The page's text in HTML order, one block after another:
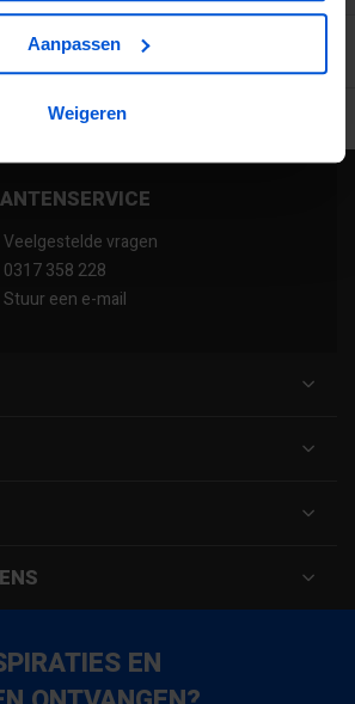
Aanpassen
Weigeren
producten
Veelgestelde vragen
0317 358 228
Stuur een e-mail
EN